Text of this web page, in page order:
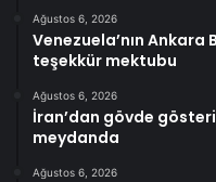
Ağustos 6, 2026
Venezuela’nın Ankara
teşekkür mektubu
Ağustos 6, 2026
İran’dan gövde
meydanda
Ağustos 6, 2026